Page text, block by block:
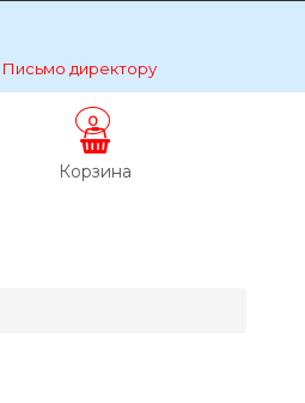
Письмо директору
Корзина
0